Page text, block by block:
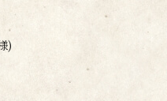
)